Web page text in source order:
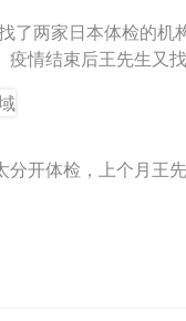
了两家日本体检的机
情结束后王先生又
分开体检，上个月王